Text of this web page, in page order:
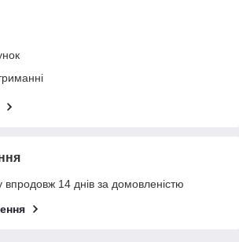
14 днів за домовленістю